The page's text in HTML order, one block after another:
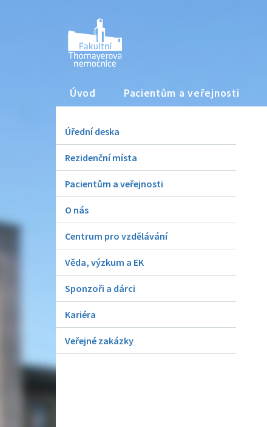
Úvod Pacientům a veřejnosti
Úřední deska
Rezidenční místa
Pacientům a veřejnosti
O nás
Centrum pro vzdělávání
Věda, výzkum a EK
Sponzoři a dárci
Kariéra
Veřejné zakázky